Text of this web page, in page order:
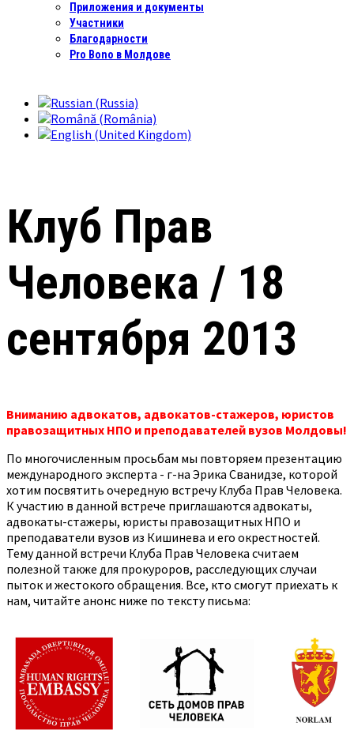
Приложения и документы
Участники
Благодарности
Pro Bono в Молдове
Клуб Прав
Человека / 18
сентября 2013
Вниманию адвокатов, адвокатов-стажеров, юристов
правозащитных НПО и преподавателей вузов Молдовы!
По многочисленным просьбам мы повторяем презентацию
международного эксперта - г-на Эрика Сванидзе, которой
хотим посвятить очередную встречу Клуба Прав Человека.
К участию в данной встрече приглашаются адвокаты,
адвокаты-стажеры, юристы правозащитных НПО и
преподаватели вузов из Кишинева и его окрестностей.
Тему данной встречи Клуба Прав Человека считаем
полезной также для прокуроров, расследующих случаи
пыток и жестокого обращения. Все, кто смогут приехать к
нам, читайте анонс ниже по тексту письма: